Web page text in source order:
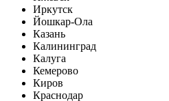
Иркутск
Йошкар-Ола
Казань
Калининград
Калуга
Кемерово
Киров
Краснодар